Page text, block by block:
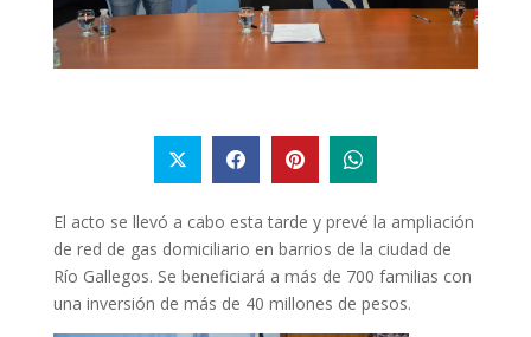
El acto se llevó a cabo esta tarde y prevé la ampliación
de red de gas domiciliario en barrios de la ciudad de
Río Gallegos. Se beneficiará a más de 700 familias con
una inversión de más de 40 millones de pesos.